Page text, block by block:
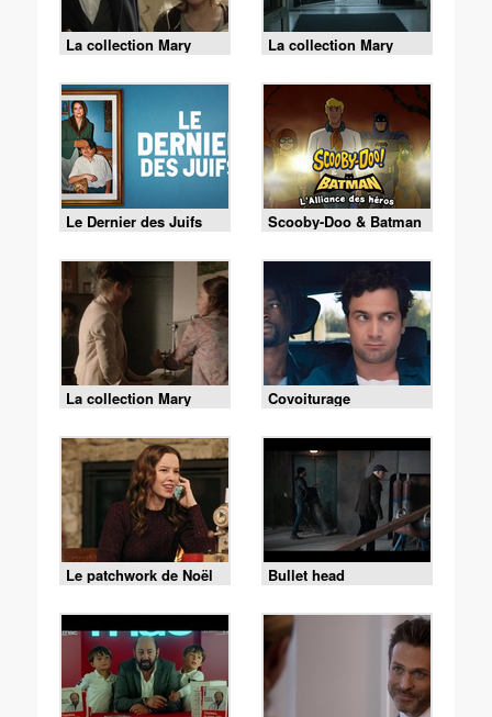
La collection Mary
Higgins Clark - Où es-
tu maintenant ?
La collection Mary
Higgins Clark - La
clinique du docteur H
Le Dernier des Juifs Scooby-Doo & Batman
: l'alliance des héros
La collection Mary
Higgins Clark - Les
années perdues
Covoiturage
Le patchwork de Noël Bullet head